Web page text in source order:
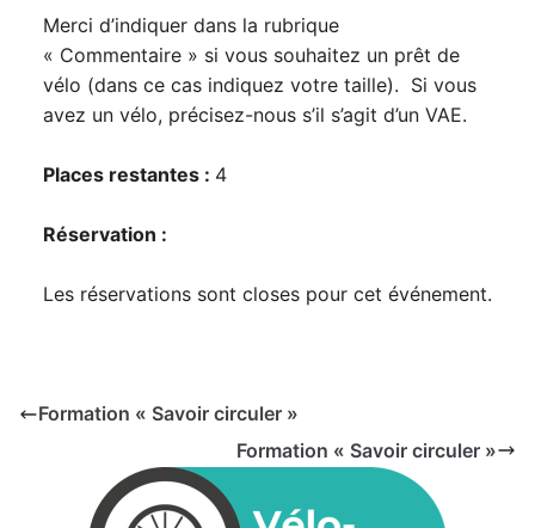
Merci d’indiquer dans la rubrique
« Commentaire » si vous souhaitez un prêt de
vélo (dans ce cas indiquez votre taille). Si vous
avez un vélo, précisez-nous s’il s’agit d’un VAE.
Places restantes : 4
Réservation :
Les réservations sont closes pour cet événement.
Formation « Savoir circuler »
Formation « Savoir circuler »